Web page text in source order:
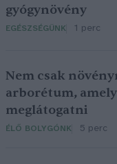
gyógynövény
EGÉSZSÉGÜNK 1 perc
Nem csak
arborétum,
meglátogatni
ÉLŐ BOLYGÓNK 5 perc